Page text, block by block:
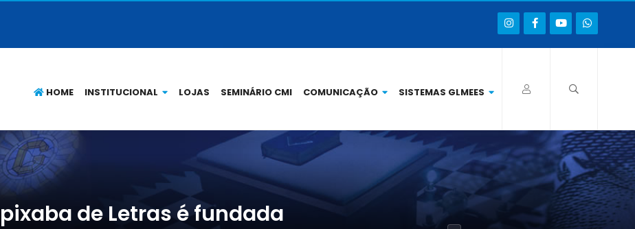
HOME INSTITUCIONAL LOJAS SEMINÁRIO CMI COMUNICAÇÃO SISTEMAS GLMEES
de Letras é fundada